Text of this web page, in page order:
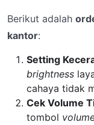
Berikut adalah
kantor:
Setting
brightness
cahaya tidak
Cek Volume
tombol